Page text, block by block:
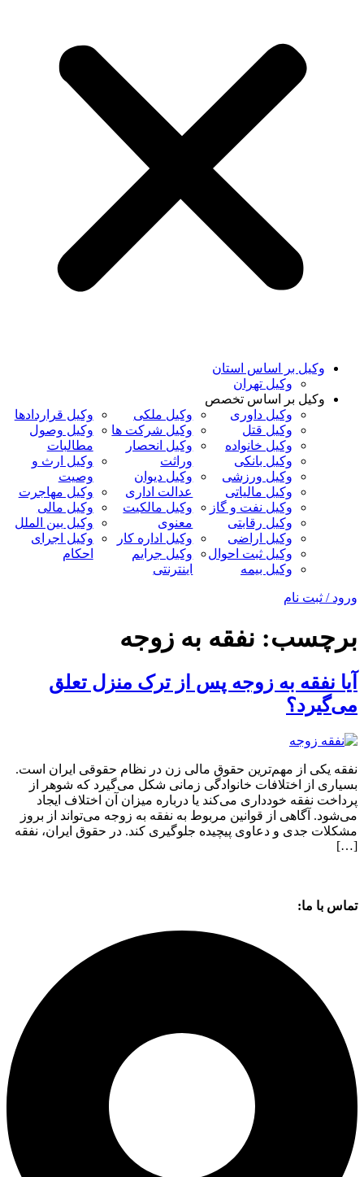
وکیل بر اساس استان
وکیل تهران
وکیل بر اساس تخصص
وکیل داوری
وکیل قتل
وکیل خانواده
وکیل بانکی
وکیل ورزشی
وکیل مالیاتی
وکیل نفت و گاز
وکیل رقابتی
وکیل اراضی
وکیل ثبت احوال
وکیل بیمه
وکیل ملکی
وکیل شرکت ها
وکیل انحصار
وراثت
وکیل دیوان
عدالت اداری
وکیل مالکیت
معنوی
وکیل اداره کار
وکیل جرایم
اینترنتی
وکیل قراردادها
وکیل وصول
مطالبات
وکیل ارث و
وصیت
وکیل مهاجرت
وکیل مالی
وکیل بین الملل
وکیل اجرای
احکام
ورود / ثبت نام
برچسب: نفقه به زوجه
آیا نفقه به زوجه پس از ترک منزل تعلق
می‌گیرد؟
نفقه یکی از مهم‌ترین حقوق مالی زن در نظام حقوقی ایران است.
بسیاری از اختلافات خانوادگی زمانی شکل می‌گیرد که شوهر از
پرداخت نفقه خودداری می‌کند یا درباره میزان آن اختلاف ایجاد
می‌شود. آگاهی از قوانین مربوط به نفقه به زوجه می‌تواند از بروز
مشکلات جدی و دعاوی پیچیده جلوگیری کند. در حقوق ایران، نفقه
[…]
تماس با ما: